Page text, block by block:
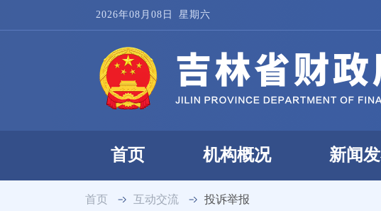
2026年08月08日 星期六
首页 机构概况 新闻
首页 互动交流 投诉举报